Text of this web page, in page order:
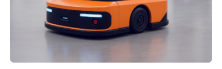
Vertreter*innen der Stadt Frankfurt stellten sie am 15.
Mai 2025…